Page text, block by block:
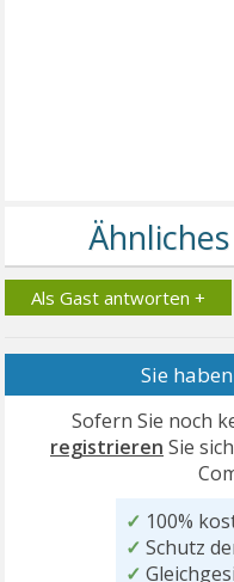
Als Gast antworten +
Sie
Sofern Sie noch
registrieren Sie
✓ 100%
✓ Schutz
✓